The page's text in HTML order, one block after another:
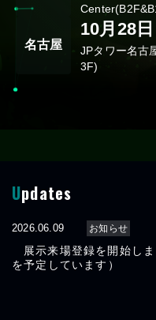
名古屋
10月28日
JPタワー名古
3F)
Updates
2026.08.03 東京
2026.07.13
2026.06.09 お知らせ
展示来場登録を開始し
を予定しています）